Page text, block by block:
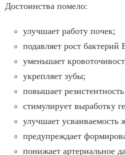
Достоинства помело:
улучшает работу почек;
подавляет рост бактерий
уменьшает
укрепляет зубы;
повышает
стимулирует выработку
улучшает усваиваемость
предупреждает
понижает артериальное